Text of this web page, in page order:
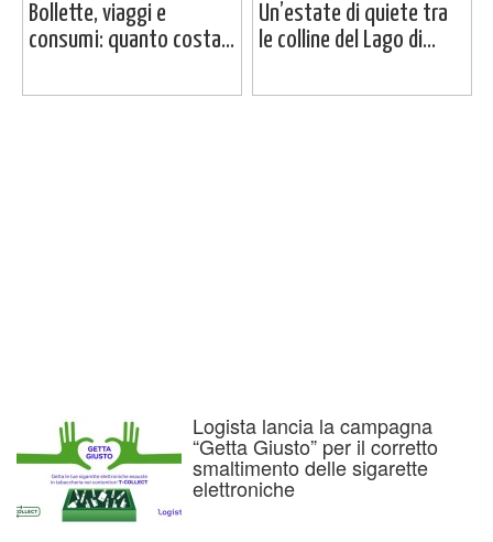
Bollette, viaggi e
consumi: quanto costa...
Un’estate di quiete tra
le colline del Lago di...
Logista lancia la campagna
“Getta Giusto” per il corretto
smaltimento delle sigarette
elettroniche